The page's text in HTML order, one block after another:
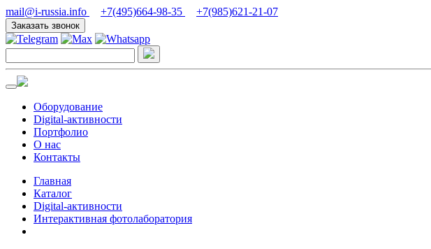
mail@i-russia.info +7(495)664-98-35 +7(985)621-21-07
Заказать звонок
Оборудование
Digital-активности
Портфолио
О нас
Контакты
Главная
Каталог
Digital-активности
Интерактивная фотолаборатория